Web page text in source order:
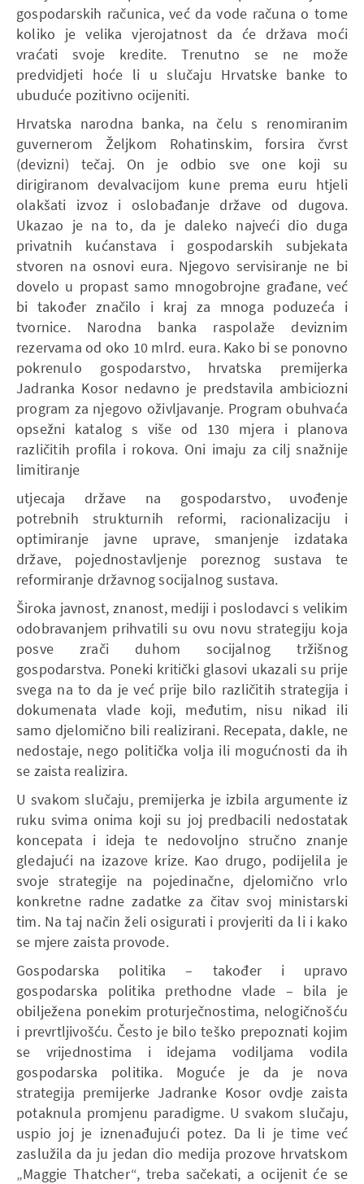
gospodarskih računica, već da vode računa o tome
koliko je velika vjerojatnost da će država moći
vraćati svoje kredite. Trenutno se ne može
predvidjeti hoće li u slučaju Hrvatske banke to
ubuduće pozitivno ocijeniti.
Hrvatska narodna banka, na čelu s renomiranim
guvernerom Željkom Rohatinskim, forsira čvrst
(devizni) tečaj. On je odbio sve one koji su
dirigiranom devalvacijom kune prema euru htjeli
olakšati izvoz i oslobađanje države od dugova.
Ukazao je na to, da je daleko najveći dio duga
privatnih kućanstava i gospodarskih subjekata
stvoren na osnovi eura. Njegovo servisiranje ne bi
dovelo u propast samo mnogobrojne građane, već
bi također značilo i kraj za mnoga poduzeća i
tvornice. Narodna banka raspolaže deviznim
rezervama od oko 10 mlrd. eura. Kako bi se ponovno
pokrenulo gospodarstvo, hrvatska premijerka
Jadranka Kosor nedavno je predstavila ambiciozni
program za njegovo oživljavanje. Program obuhvaća
opsežni katalog s više od 130 mjera i planova
različitih profila i rokova. Oni imaju za cilj snažnije
limitiranje
utjecaja države na gospodarstvo, uvođenje
potrebnih strukturnih reformi, racionalizaciju i
optimiranje javne uprave, smanjenje izdataka
države, pojednostavljenje poreznog sustava te
reformiranje državnog socijalnog sustava.
Široka javnost, znanost, mediji i poslodavci s velikim
odobravanjem prihvatili su ovu novu strategiju koja
posve zrači duhom socijalnog tržišnog
gospodarstva. Poneki kritički glasovi ukazali su prije
svega na to da je već prije bilo različitih strategija i
dokumenata vlade koji, međutim, nisu nikad ili
samo djelomično bili realizirani. Recepata, dakle, ne
nedostaje, nego politička volja ili mogućnosti da ih
se zaista realizira.
U svakom slučaju, premijerka je izbila argumente iz
ruku svima onima koji su joj predbacili nedostatak
koncepata i ideja te nedovoljno stručno znanje
gledajući na izazove krize. Kao drugo, podijelila je
svoje strategije na pojedinačne, djelomično vrlo
konkretne radne zadatke za čitav svoj ministarski
tim. Na taj način želi osigurati i provjeriti da li i kako
se mjere zaista provode.
Gospodarska politika – također i upravo
gospodarska politika prethodne vlade – bila je
obilježena ponekim proturječnostima, nelogičnošću
i prevrtljivošću. Često je bilo teško prepoznati kojim
se vrijednostima i idejama vodiljama vodila
gospodarska politika. Moguće je da je nova
strategija premijerke Jadranke Kosor ovdje zaista
potaknula promjenu paradigme. U svakom slučaju,
uspio joj je iznenađujući potez. Da li je time već
zaslužila da ju jedan dio medija prozove hrvatskom
„Maggie Thatcher“, treba sačekati, a ocijenit će se